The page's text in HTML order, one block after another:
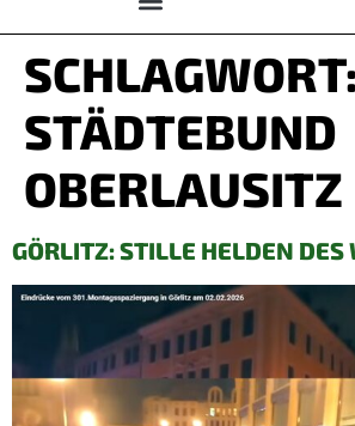
SCHLAGWORT:
STÄDTEBUND
OBERLAUSITZ
GÖRLITZ: STILLE HELDEN